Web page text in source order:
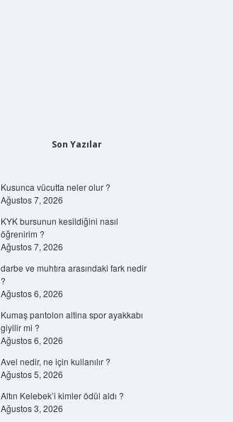
Son Yazılar
Kusunca vücutta neler olur ?
Ağustos 7, 2026
KYK bursunun kesildiğini nasıl
öğrenirim ?
Ağustos 7, 2026
darbe ve muhtıra arasındaki fark nedir
?
Ağustos 6, 2026
Kumaş pantolon altina spor ayakkabı
giyilir mi ?
Ağustos 6, 2026
Avel nedir, ne için kullanılır ?
Ağustos 5, 2026
Altın Kelebek’i kimler ödül aldı ?
Ağustos 3, 2026